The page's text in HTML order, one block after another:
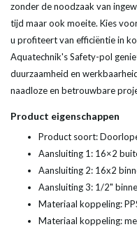
zonder de noodzaak van
tijd maar ook moeite. Kies
u profiteert van efficiëntie in
Aquatechnik's Safety-pol
duurzaamheid en
naadloze en betrouwbare
Product eigenschappen
Product soort:
Aansluiting 1: 16×2
Aansluiting 2: 16x2
Aansluiting 3: 1/2"
Materiaal koppeling:
Materiaal koppeling: